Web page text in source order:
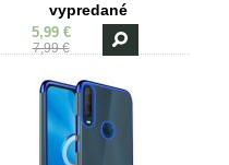
vypredané
5,99 €
7,99 €